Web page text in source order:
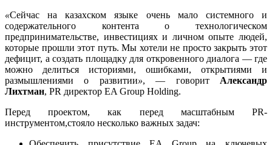
«Сейчас на казахском языке очень мало системного и
содержательного контента о технологическом
предпринимательстве, инвестициях и личном опыте людей,
которые прошли этот путь. Мы хотели не просто закрыть этот
дефицит, а создать площадку для откровенного диалога — где
можно делиться историями, ошибками, открытиями и
размышлениями о развитии», — говорит Александр
Лихтман, PR директор EA Group Holding.
Перед проектом, как перед масштабным PR-
инструментом,стояло несколько важных задач: